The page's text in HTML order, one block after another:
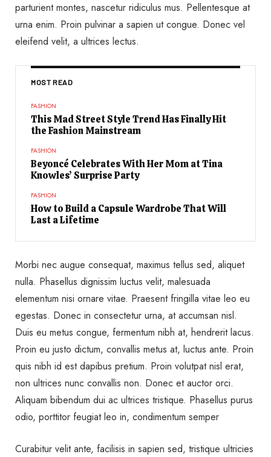
parturient montes, nascetur ridiculus mus. Pellentesque at
urna enim. Proin pulvinar a sapien ut congue. Donec vel
eleifend velit, a ultrices lectus.
MOST READ
FASHION
This Mad Street Style Trend Has Finally Hit
the Fashion Mainstream
FASHION
Beyoncé Celebrates With Her Mom at Tina
Knowles’ Surprise Party
FASHION
How to Build a Capsule Wardrobe That Will
Last a Lifetime
Morbi nec augue consequat, maximus tellus sed, aliquet
nulla. Phasellus dignissim luctus velit, malesuada
elementum nisi ornare vitae. Praesent fringilla vitae leo eu
egestas. Donec in consectetur urna, at accumsan nisl.
Duis eu metus congue, fermentum nibh at, hendrerit lacus.
Proin eu justo dictum, convallis metus at, luctus ante. Proin
quis nibh id est dapibus pretium. Proin volutpat nisl erat,
non ultrices nunc convallis non. Donec et auctor orci.
Aliquam bibendum dui ac ultrices tristique. Phasellus purus
odio, porttitor feugiat leo in, condimentum semper
Curabitur velit ante, facilisis in sapien sed, tristique ultricies